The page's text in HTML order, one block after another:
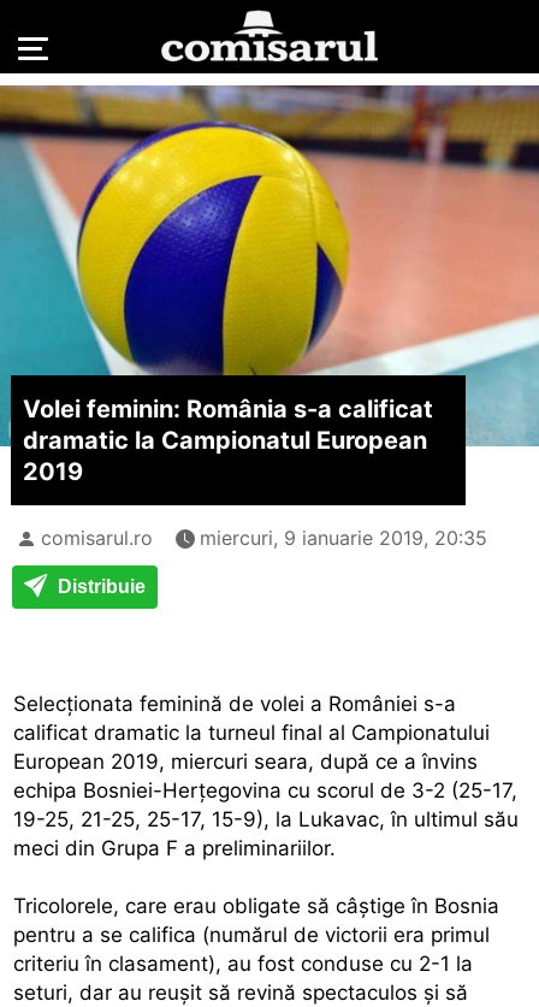
Volei feminin: România s-a calificat
dramatic la Campionatul European
2019
comisarul.ro miercuri, 9 ianuarie 2019, 20:35
Distribuie
Selecţionata feminină de volei a României s-a
calificat dramatic la turneul final al Campionatului
European 2019, miercuri seara, după ce a învins
echipa Bosniei-Herţegovina cu scorul de 3-2 (25-17,
19-25, 21-25, 25-17, 15-9), la Lukavac, în ultimul său
meci din Grupa F a preliminariilor.
Tricolorele, care erau obligate să câştige în Bosnia
pentru a se califica (numărul de victorii era primul
criteriu în clasament), au fost conduse cu 2-1 la
seturi, dar au reuşit să revină spectaculos şi să